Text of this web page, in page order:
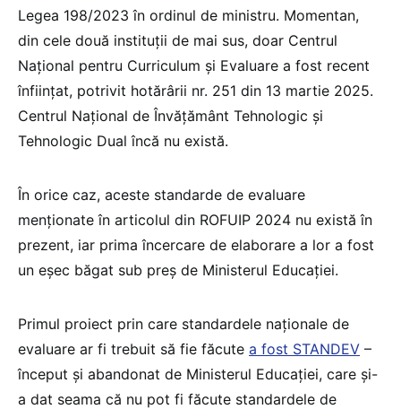
Legea 198/2023 în ordinul de ministru. Momentan,
din cele două instituții de mai sus, doar Centrul
Naţional pentru Curriculum şi Evaluare a fost recent
înființat, potrivit hotărârii nr. 251 din 13 martie 2025.
Centrul Naţional de Învăţământ Tehnologic şi
Tehnologic Dual încă nu există.
În orice caz, aceste standarde de evaluare
menționate în articolul din ROFUIP 2024 nu există în
prezent, iar prima încercare de elaborare a lor a fost
un eșec băgat sub preș de Ministerul Educației.
Primul proiect prin care standardele naționale de
evaluare ar fi trebuit să fie făcute a fost STANDEV –
început și abandonat de Ministerul Educației, care și-
a dat seama că nu pot fi făcute standardele de